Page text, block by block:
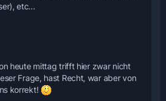
etc...
heute mittag trifft hier zwar nicht
Frage, hast Recht, war aber von
korrekt!